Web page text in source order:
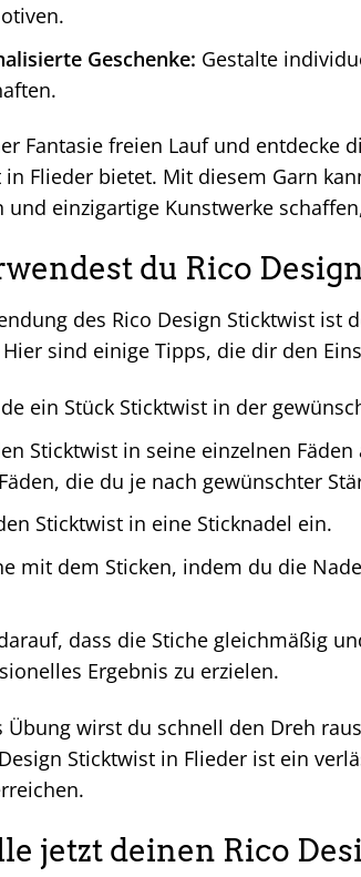
Geschenke: Gestalte
Fantasie freien Lauf und entdecke
in Flieder bietet. Mit diesem Garn
und einzigartige Kunstwerke
du Rico
des Rico Design Sticktwist
sind einige Tipps, die dir den
ein Stück Sticktwist in der
Sticktwist in seine einzelnen
die du je nach gewünschter
Sticktwist in eine Sticknadel ein.
mit dem Sticken, indem du die
dass die Stiche gleichmäßig
Ergebnis zu erzielen.
Übung wirst du schnell den Dreh
Sticktwist in Flieder ist ein
jetzt deinen Rico